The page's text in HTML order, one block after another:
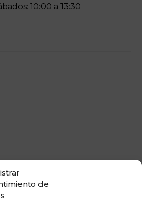
de
10:00 a 13:30